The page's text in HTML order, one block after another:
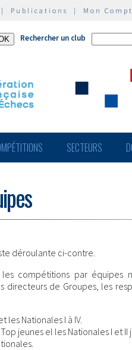
| Publications | Mon
Rechercher un club
SECTEURS
déroulante ci-contre.
compétitions par équipes
directeurs de Groupes, les
les Nationales I à IV.
jeunes el les Nationales I et II